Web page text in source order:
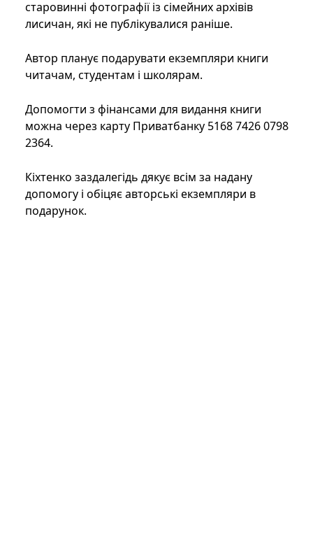
старовинні фотографії із сімейних архівів
лисичан, які не публікувалися раніше.
Автор планує подарувати екземпляри книги
читачам, студентам і школярам.
Допомогти з фінансами для видання книги
можна через карту Приватбанку 5168 7426 0798
2364.
Кіхтенко заздалегідь дякує всім за надану
допомогу і обіцяє авторські екземпляри в
подарунок.